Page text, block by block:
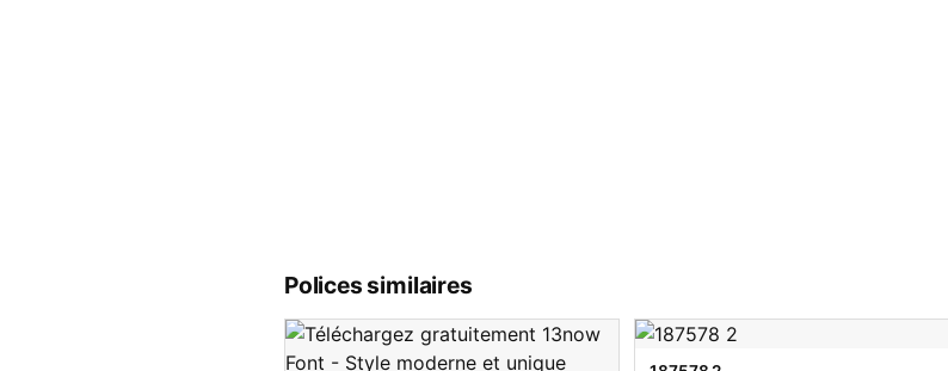
Polices similaires